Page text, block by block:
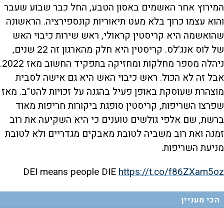
המירוץ אחר האשמים באסון הטבע, החל כבר שבוע שעבר
והוא עצמו כרוך בלא מעט תיאוריות קונספירציה. הראשונה
שהואשמה היא קריסטין קראולי, ראש שירות כיבוי האש
של לוס אנג'לס. קריסטין היא חלק מהארגון זה 22 שנים,
ניהלה מספר מחלקות ומחזיקה בתפקיד החשוב מאז 2022.
אבל זה לא הכול. ראש כיבוי האש היא גם אישה לסבית
מוצהרת שעוסקת באופן פעיל בהגנה על זכויות להט"ב. מאז
שפרצו השריפות, קריסטין סופגת ביקורות חריפות מאוד
ברשת, שם אלפי גולשים טוענים כי היא השקיעה את רוב
זמנה ואת רוב משביה לטובת מאבקים מגדריים ולא לטובת
מניעת השריפות.
DEI means people DIEhttps://t.co/f86ZXam5oz
הכי מעניין